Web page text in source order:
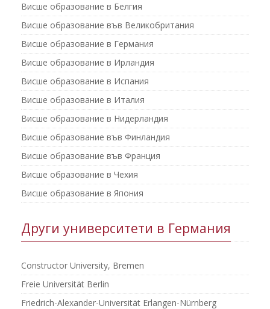
Висше образование в Белгия
Висше образование във Великобритания
Висше образование в Германия
Висше образование в Ирландия
Висше образование в Испания
Висше образование в Италия
Висше образование в Нидерландия
Висше образование във Финландия
Висше образование във Франция
Висше образование в Чехия
Висше образование в Япония
Други университети в Германия
Constructor University, Bremen
Freie Universität Berlin
Friedrich-Alexander-Universität Erlangen-Nürnberg